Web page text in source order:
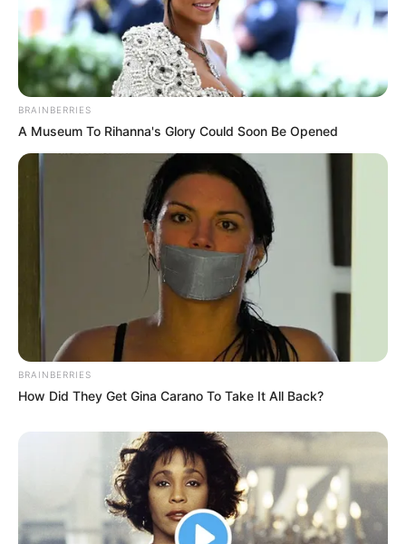
BRAINBERRIES
A Museum To Rihanna's Glory Could Soon Be Opened
BRAINBERRIES
How Did They Get Gina Carano To Take It All Back?